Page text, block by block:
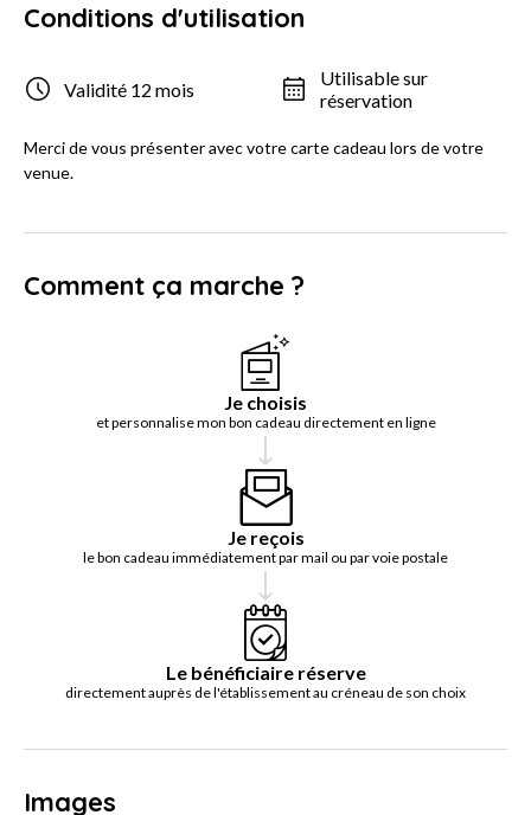
Conditions d'utilisation
Validité 12 mois
Utilisable sur
réservation
Merci de vous présenter avec votre carte cadeau lors de votre
venue.
Comment ça marche ?
Je choisis
et personnalise mon bon cadeau directement en ligne
Je reçois
le bon cadeau immédiatement par mail ou par voie postale
Le bénéficiaire réserve
directement auprès de l'établissement au créneau de son choix
Images